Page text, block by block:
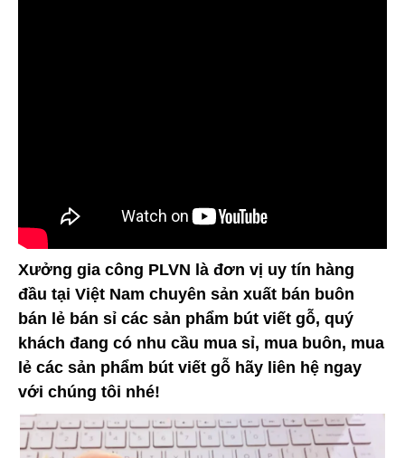
Xưởng gia công PLVN là đơn vị uy tín hàng
đầu tại Việt Nam chuyên sản xuất bán buôn
bán lẻ bán sỉ các sản phẩm bút viết gỗ, quý
khách đang có nhu cầu mua sỉ, mua buôn, mua
lẻ các sản phẩm bút viết gỗ hãy liên hệ ngay
với chúng tôi nhé!